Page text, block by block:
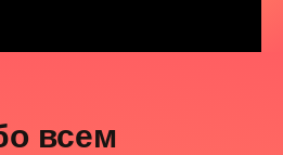
всем